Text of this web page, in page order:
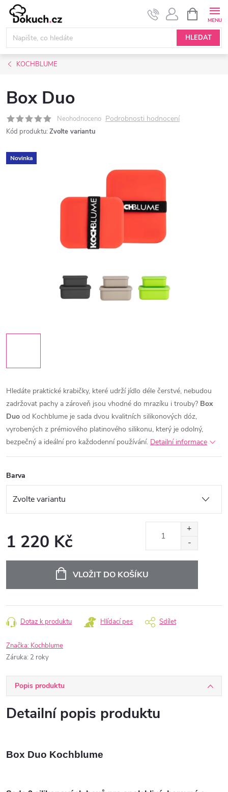
Přejít
obsah
HLEDAT
NÁKUPNÍ
KOŠÍK
KOCHBLUME
Box Duo
Neohodnoceno Podrobnosti hodnocení
Kód produktu: Zvolte variantu
Novinka
Hledáte praktické krabičky, které udrží jídlo déle čerstvé, nebudou
zadržovat pachy a zároveň jsou vhodné do mrazíku i trouby? Box
Duo od Kochblume je sada dvou kvalitních silikonových dóz,
vyrobených z prémiového platinového silikonu, který je odolný,
bezpečný a ideální pro každodenní používání. Detailní informace
Barva
1 220 Kč
VLOŽIT DO KOŠÍKU
Dotaz k produktu Hlídací pes Sdílet
Značka: Kochblume
Záruka: 2 roky
Popis produktu
Detailní popis produktu
Box Duo Kochblume